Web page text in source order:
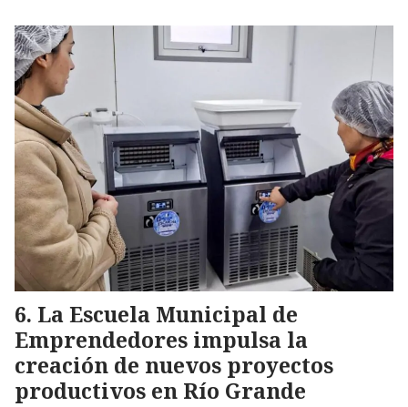
La Escuela Municipal de
Emprendedores impulsa la
creación de nuevos proyectos
productivos en Río Grande